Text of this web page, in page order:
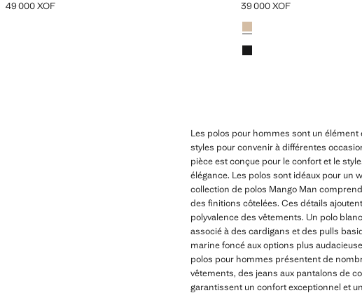
Prix actuel [49 000 XOF ]
49 000 XOF Prix actuel [39 000 XOF ]
39 000 XOF
Couleurs
Beige
Noir
Les polos pour hommes sont un
styles pour convenir à différentes
pièce est conçue pour le confort et le
élégance. Les polos sont idéaux pour un
collection de polos Mango Man
des finitions côtelées. Ces détails
polyvalence des vêtements. Un polo
associé à des cardigans et des pulls
marine foncé aux options plus
polos pour hommes présentent de
vêtements, des jeans aux pantalons de
garantissent un confort exceptionnel et